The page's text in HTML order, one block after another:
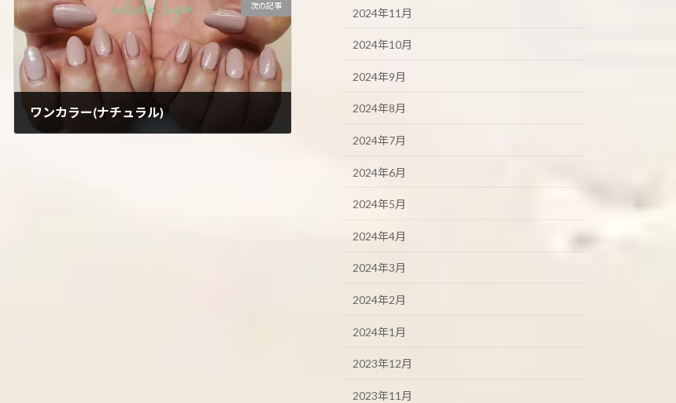
次の記事
ワンカラー(ナチュラル)
2024年11月
2024年10月
2024年9月
2024年8月
2024年7月
2024年6月
2024年5月
2024年4月
2024年3月
2024年2月
2024年1月
2023年12月
2023年11月